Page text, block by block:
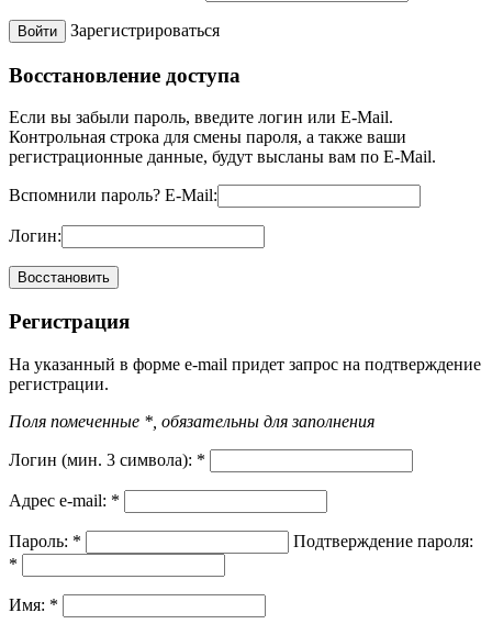
Зарегистрироваться
Восстановление доступа
Если вы забыли пароль, введите логин или E-Mail.
Контрольная строка для смены пароля, а также ваши
регистрационные данные, будут высланы вам по E-Mail.
Вспомнили пароль? E-Mail:
Логин:
Регистрация
На указанный в форме e-mail придет запрос на подтверждение
регистрации.
Поля помеченные *, обязательны для заполнения
Логин (мин. 3 символа): *
Адрес e-mail: *
Пароль: *
Подтверждение пароля:
*
Имя: *